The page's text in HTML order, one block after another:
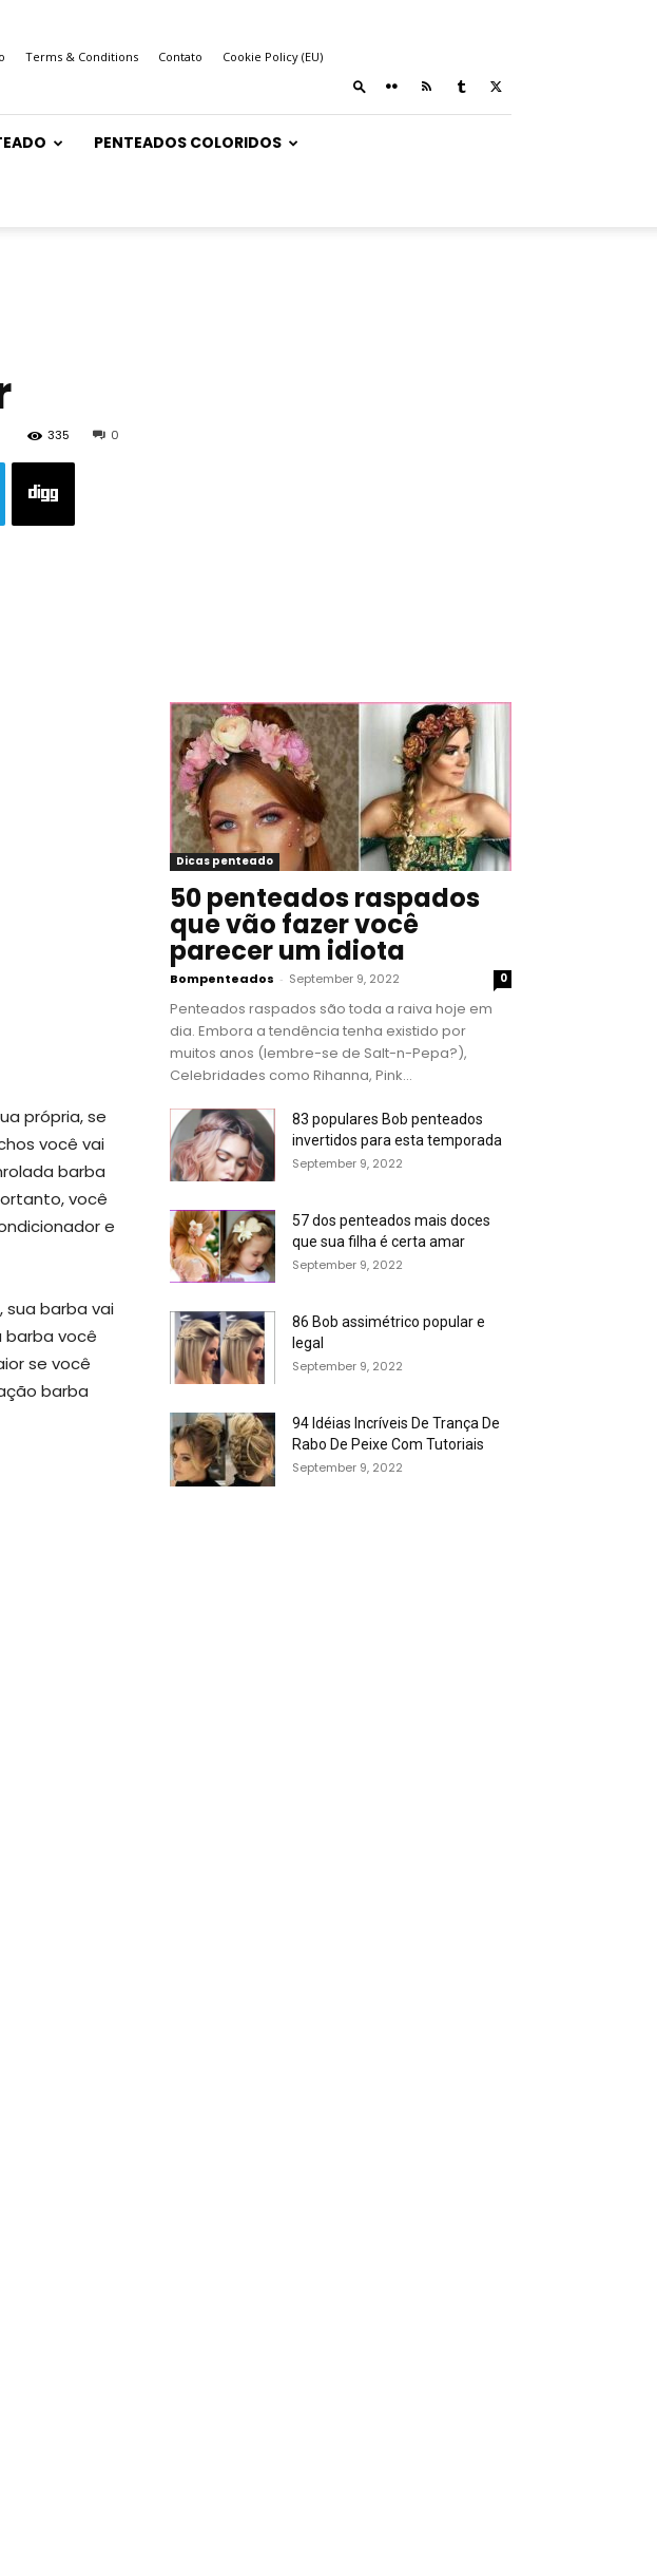
Terms & Conditions Contato Cookie Policy (EU)
PENTEADOS COLORIDOS
0
335
própria, se
você vai
barba
você
e
barba vai
barba você
se você
barba
Dicas penteado
50 penteados raspados
que vão fazer você
parecer um idiota
Bompenteados - September 9, 2022 0
Penteados raspados são toda a raiva hoje em
dia. Embora a tendência tenha existido por
muitos anos (lembre-se de Salt-n-Pepa?),
Celebridades como Rihanna, Pink...
83 populares Bob penteados
invertidos para esta temporada
September 9, 2022
57 dos penteados mais doces
que sua filha é certa amar
September 9, 2022
86 Bob assimétrico popular e
legal
September 9, 2022
94 Idéias Incríveis De Trança De
Rabo De Peixe Com Tutoriais
September 9, 2022